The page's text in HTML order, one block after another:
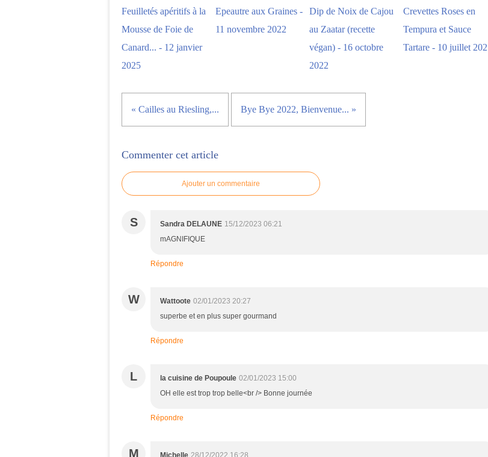
Feuilletés apéritifs à la
Mousse de Foie de
Canard... - 12 janvier
2025
Epeautre aux Graines -
11 novembre 2022
Dip de Noix de Cajou
au Zaatar (recette
végan) - 16 octobre
2022
Crevettes Roses en
Tempura et Sauce
Tartare - 10 juillet
« Cailles au Riesling,... Bye Bye 2022, Bienvenue... »
Commenter cet article
Ajouter un commentaire
S Sandra DELAUNE 15/12/2023 06:21
mAGNIFIQUE
Répondre
W Wattoote 02/01/2023 20:27
superbe et en plus super gourmand
Répondre
L la cuisine de Poupoule 02/01/2023 15:00
OH elle est trop trop belle<br /> Bonne journée
Répondre
M Michelle 28/12/2022 16:28